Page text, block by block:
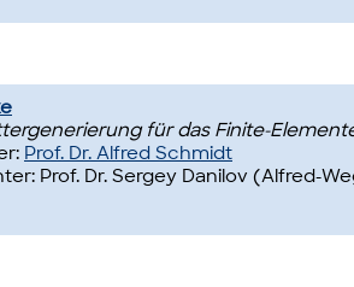
für das Finite-
Prof. Dr. Alfred Schmidt
Prof. Dr. Sergey Danilov (Alfred-